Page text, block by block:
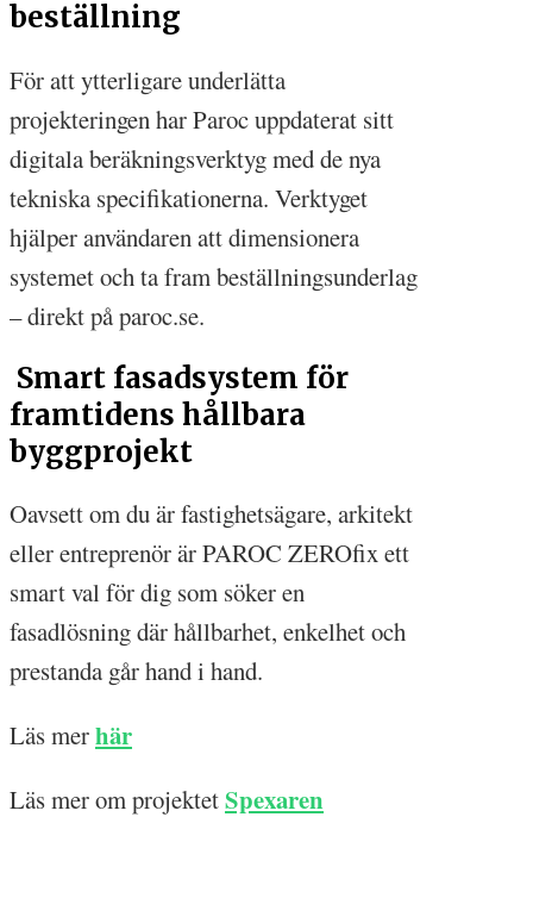
beställning
För att ytterligare underlätta
projekteringen har Paroc uppdaterat sitt
digitala beräkningsverktyg med de nya
tekniska specifikationerna. Verktyget
hjälper användaren att dimensionera
systemet och ta fram beställningsunderlag
– direkt på paroc.se.
Smart fasadsystem för
framtidens hållbara
byggprojekt
Oavsett om du är fastighetsägare, arkitekt
eller entreprenör är PAROC ZEROfix ett
smart val för dig som söker en
fasadlösning där hållbarhet, enkelhet och
prestanda går hand i hand.
Läs merhär
Läs mer om projektetSpexaren